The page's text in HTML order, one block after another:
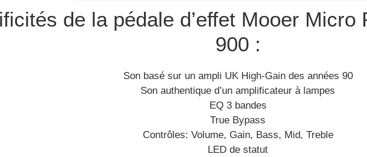
de la pédale d’effet Mooer Micro
900 :
Son basé sur un ampli UK High-Gain des années 90
Son authentique d’un amplificateur à lampes
EQ 3 bandes
True Bypass
Contrôles: Volume, Gain, Bass, Mid, Treble
LED de statut